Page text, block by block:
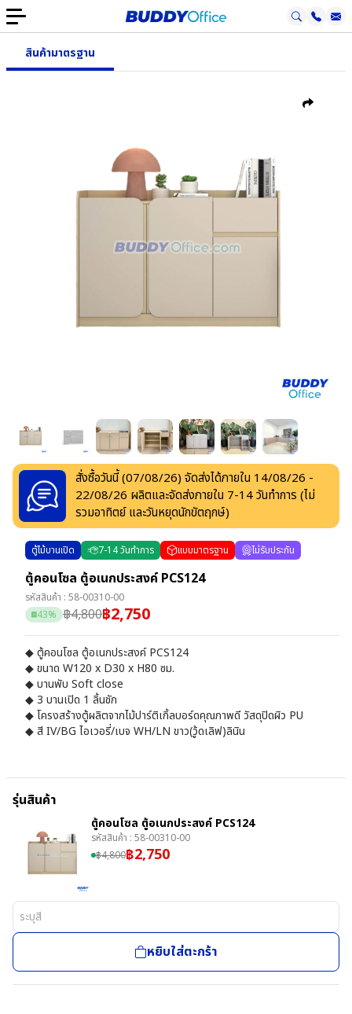
สินค้ามาตรฐาน
สั่งซื้อวันนี้ (07/08/26) จัดส่งได้ภายใน 14/08/26 -
22/08/26 ผลิตและจัดส่งภายใน 7-14วันทำการ (ไม่
รวมอาทิตย์ และวันหยุดนักขัตฤกษ์)
ตู้ไม้บานเปิด 7-14วันทำการ แบบมาตรฐาน ไม่รับประกัน
ตู้คอนโซล ตู้อเนกประสงค์ PCS124
รหัสสินค้า : 58-00310-00
43% ฿4,800฿2,750
◆ ตู้คอนโซล ตู้อเนกประสงค์ PCS124
◆ ขนาด W120 x D30 x H80 ซม.
◆ บานพับ Soft close
◆ 3 บานเปิด 1 ลิ้นชัก
◆ โครงสร้างตู้ผลิตจากไม้ปาร์ติเกิ้ลบอร์ดคุณภาพดี วัสดุปิดผิว PU
◆ สี IV/BG ไอเวอรี่/เบจ WH/LN ขาว(วู้ดเลิฟ)ลินิน
รุ่นสินค้า
ตู้คอนโซล ตู้อเนกประสงค์ PCS124
รหัสสินค้า : 58-00310-00
฿4,800฿2,750
หยิบใส่ตะกร้า